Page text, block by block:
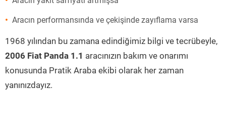
Aracın performansında ve çekişinde zayıflama varsa
1968 yılından bu zamana edindiğimiz bilgi ve tecrübeyle,
2006 Fiat Panda 1.1 aracınızın bakım ve onarımı
konusunda Pratik Araba ekibi olarak her zaman
yanınızdayız.